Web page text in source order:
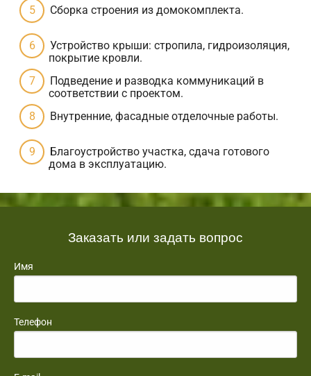
Сборка строения из домокомплекта.
Устройство крыши: стропила, гидроизоляция,
покрытие кровли.
Подведение и разводка коммуникаций в
соответствии с проектом.
Внутренние, фасадные отделочные работы.
Благоустройство участка, сдача готового
дома в эксплуатацию.
Заказать или задать вопрос
Имя
Телефон